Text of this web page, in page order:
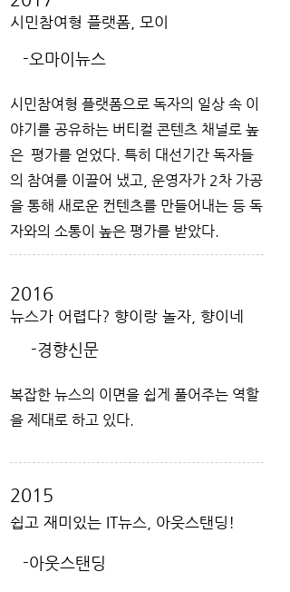
시민참여형 플랫폼, 모이
-오마이뉴스
시민참여형 플랫폼으로 독자의 일상 속 이
야기를 공유하는 버티컬 콘텐츠 채널로 높
은 평가를 얻었다. 특히 대선기간 독자들
의 참여를 이끌어 냈고, 운영자가 2차 가공
을 통해 새로운 컨텐츠를 만들어내는 등 독
자와의 소통이 높은 평가를 받았다.
2016
뉴스가 어렵다? 향이랑 놀자, 향이네
-경향신문
복잡한 뉴스의 이면을 쉽게 풀어주는 역할
을 제대로 하고 있다.
2015
쉽고 재미있는 IT뉴스, 아웃스탠딩!
-아웃스탠딩